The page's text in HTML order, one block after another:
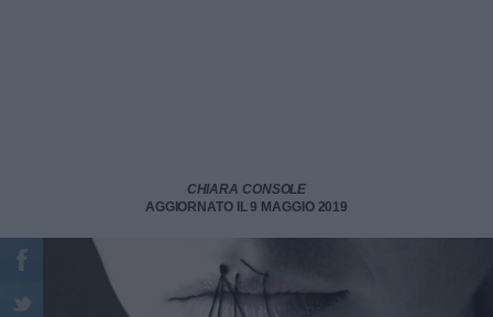
CHIARA CONSOLE
AGGIORNATO IL 9 MAGGIO 2019